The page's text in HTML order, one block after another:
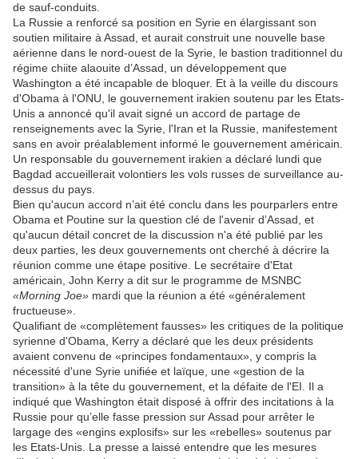
de sauf-conduits.
La Russie a renforcé sa position en Syrie en élargissant son
soutien militaire à Assad, et aurait construit une nouvelle base
aérienne dans le nord-ouest de la Syrie, le bastion traditionnel du
régime chiite alaouite d’Assad, un développement que
Washington a été incapable de bloquer. Et à la veille du discours
d'Obama à l'ONU, le gouvernement irakien soutenu par les Etats-
Unis a annoncé qu'il avait signé un accord de partage de
renseignements avec la Syrie, l'Iran et la Russie, manifestement
sans en avoir préalablement informé le gouvernement américain.
Un responsable du gouvernement irakien a déclaré lundi que
Bagdad accueillerait volontiers les vols russes de surveillance au-
dessus du pays.
Bien qu'aucun accord n’ait été conclu dans les pourparlers entre
Obama et Poutine sur la question clé de l'avenir d’Assad, et
qu'aucun détail concret de la discussion n'a été publié par les
deux parties, les deux gouvernements ont cherché à décrire la
réunion comme une étape positive. Le secrétaire d'Etat
américain, John Kerry a dit sur le programme de MSNBC
«Morning Joe» mardi que la réunion a été «généralement
fructueuse».
Qualifiant de «complètement fausses» les critiques de la politique
syrienne d'Obama, Kerry a déclaré que les deux présidents
avaient convenu de «principes fondamentaux», y compris la
nécessité d'une Syrie unifiée et laïque, une «gestion de la
transition» à la tête du gouvernement, et la défaite de l'EI. Il a
indiqué que Washington était disposé à offrir des incitations à la
Russie pour qu’elle fasse pression sur Assad pour arrêter le
largage des «engins explosifs» sur les «rebelles» soutenus par
les Etats-Unis. La presse a laissé entendre que les mesures